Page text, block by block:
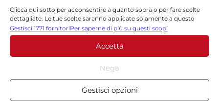
Clicca qui sotto per acconsentire a quanto sopra o per fare scelte
dettagliate. Le tue scelte saranno applicate solamente a questo
sito. È possibile modificare le impostazioni in qualsiasi momento,
compreso il ritiro del consenso, utilizzando i pulsanti della Cookie
Policy o cliccando sul pulsante di gestione del consenso nella parte
inferiore dello schermo.
Statistiche
Archiviare informazioni su dispositivo e/o accedervi, Misurare le
Gestisci 1771 fornitoriPer saperne di più su questi scopi
Accetta
Nega
Gestisci opzioni
Lascia un commento
Il tuo indirizzo email non sarà pubblicato.
obbligatori sono contrassegnati*